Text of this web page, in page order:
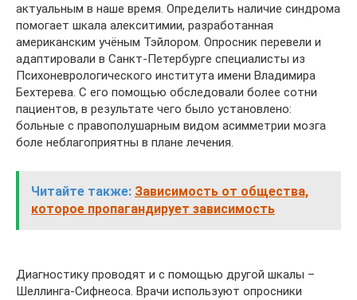
актуальным в наше время. Определить наличие синдрома
помогает шкала алекситимии, разработанная
американским учёным Тэйлором. Опросник перевели и
адаптировали в Санкт-Петербурге специалисты из
Психоневрологического института имени Владимира
Бехтерева. С его помощью обследовали более сотни
пациентов, в результате чего было установлено:
больные с правополушарным видом асимметрии мозга
боле неблагоприятны в плане лечения.
Читайте также: Зависимость от общества,
которое пропагандирует зависимость
Диагностику проводят и с помощью другой шкалы –
Шеллинга-Сифнеоса. Врачи используют опросники